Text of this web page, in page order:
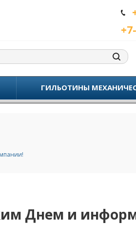
ГИЛЬОТИНЫ
Днем и